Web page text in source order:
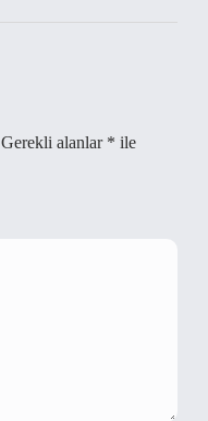
Gerekli alanlar * ile